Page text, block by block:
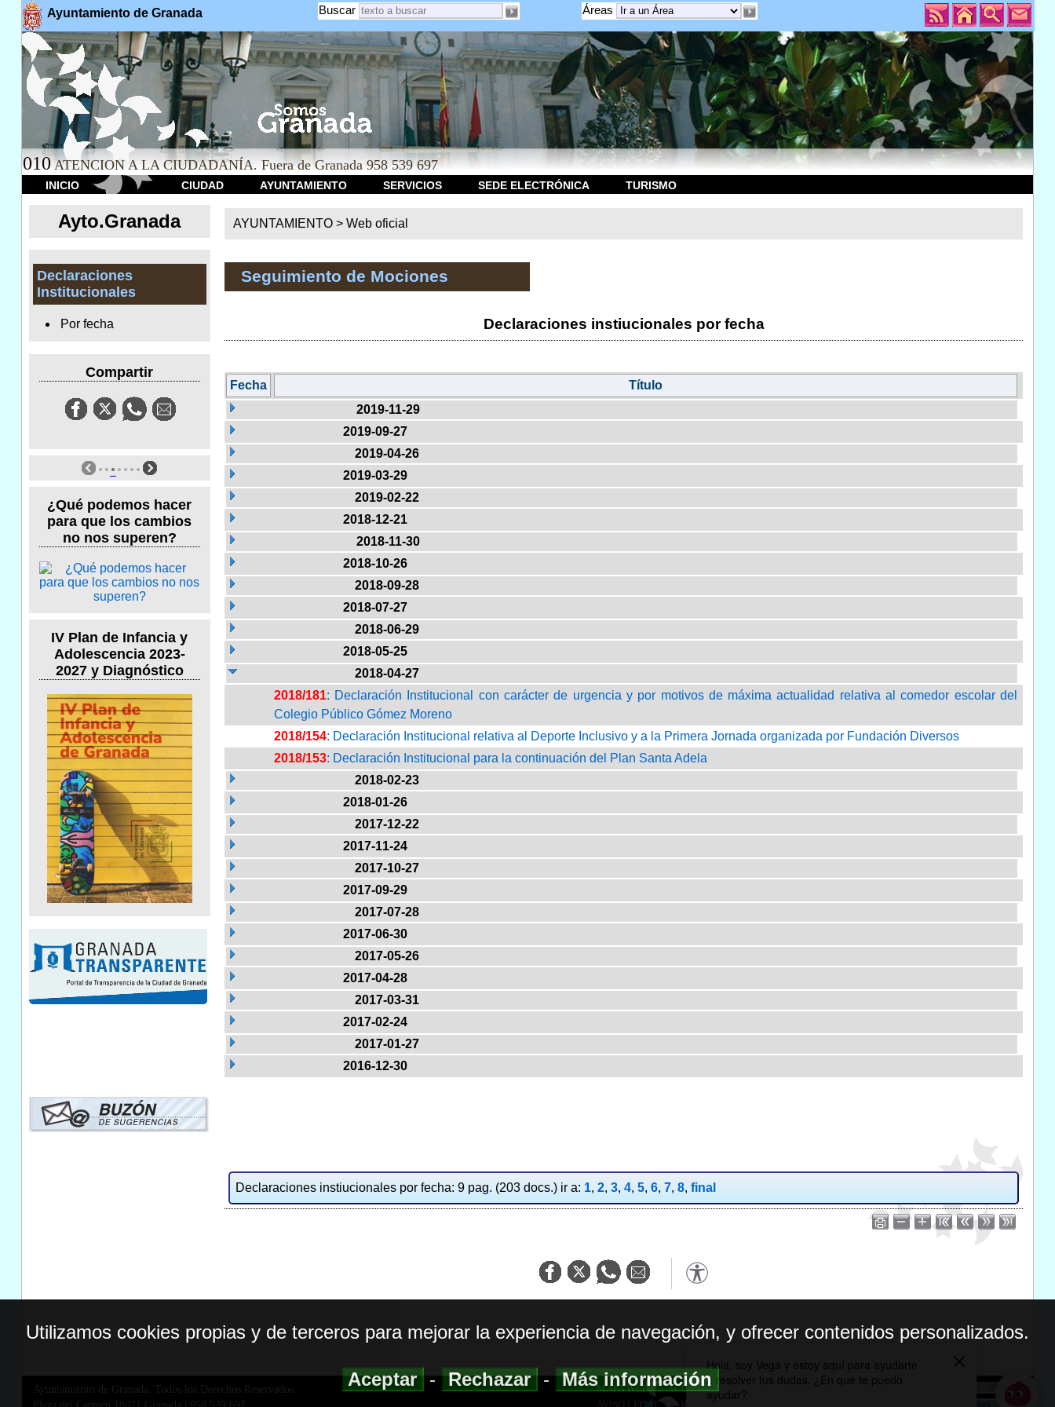
Ayuntamiento de Granada Áreas
Buscar
010 ATENCION A LA CIUDADANÍA. Fuera de Granada 958 539 697
INICIO CIUDAD AYUNTAMIENTO SERVICIOS SEDE ELECTRÓNICA TURISMO
Ayto.Granada
Declaraciones
Institucionales
Por fecha
Compartir
¿Qué podemos hacer
para que los cambios
no nos superen?
IV Plan de Infancia y
Adolescencia 2023-
2027 y Diagnóstico
AYUNTAMIENTO > Web oficial
Seguimiento de Mociones
Declaraciones instiucionales por fecha
Fecha
Título
2019-11-29
2019-09-27
2019-04-26
2019-03-29
2019-02-22
2018-12-21
2018-11-30
2018-10-26
2018-09-28
2018-07-27
2018-06-29
2018-05-25
2018-04-27
2018/181: Declaración Institucional con carácter de urgencia y por motivos de máxima actualidad relativa al comedor escolar del
Colegio Público Gómez Moreno
2018/154: Declaración Institucional relativa al Deporte Inclusivo y a la Primera Jornada organizada por Fundación Diversos
2018/153: Declaración Institucional para la continuación del Plan Santa Adela
2018-02-23
2018-01-26
2017-12-22
2017-11-24
2017-10-27
2017-09-29
2017-07-28
2017-06-30
2017-05-26
2017-04-28
2017-03-31
2017-02-24
2017-01-27
2016-12-30
Declaraciones instiucionales por fecha: 9 pag. (203 docs.) ir a: 1, 2, 3, 4, 5, 6, 7, 8, final
Ayuntamiento de Granada. Todos los Derechos Reservados.
MAPA WEB|ACCESIBILIDAD
AVISO LEGAL| POLITICA DE PRIVACIDAD
Utilizamos cookies propias y de terceros para mejorar la experiencia de navegación, y ofrecer contenidos personalizados.
Aceptar-Rechazar-Más información